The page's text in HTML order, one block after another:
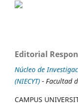
Editorial
Núcleo de
(NIECYT) - Facultad
CAMPUS